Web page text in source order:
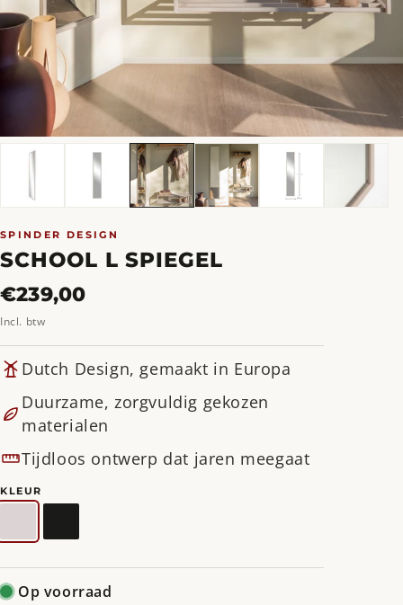
SPINDER DESIGN
SCHOOL L SPIEGEL
Normale
€239,00
Incl. btw
Dutch Design, gemaakt in Europa
Duurzame, zorgvuldig gekozen
materialen
Tijdloos ontwerp dat jaren meegaat
KLEUR
Taupe
Op voorraad